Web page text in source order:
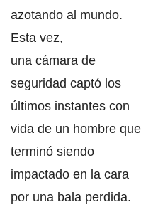
azotando al mundo.
Esta vez,
una cámara de
seguridad captó los
últimos instantes con
vida de un hombre que
terminó siendo
impactado en la cara
por una bala perdida.